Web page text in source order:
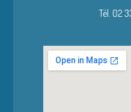
Tél. 02